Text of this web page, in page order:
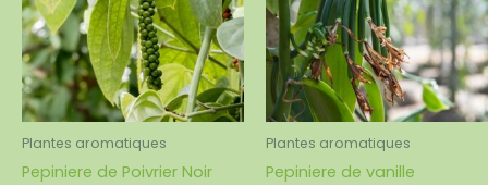
Plantes aromatiques
Pepiniere de Poivrier Noir
Plantes aromatiques
Pepiniere de vanille